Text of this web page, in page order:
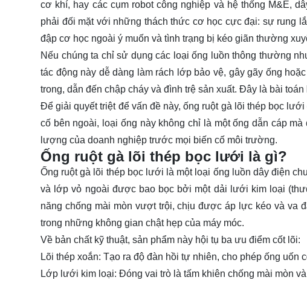
cơ khí, hay các cụm robot công nghiệp và hệ thống M&E,
phải đối mặt với những thách thức cơ học cực đại: sự rung
đập cơ học ngoài ý muốn và tình trạng bị kéo giãn thường
Nếu chúng ta chỉ sử dụng các loại ống luồn thông thường
tác động này dễ dàng làm rách lớp bảo vệ, gây gãy ống
trong, dẫn đến chập cháy và đình trệ sản xuất. Đây là bài
Để giải quyết triệt để vấn đề này,ống ruột gà lõi thép bọc lưới
cố bên ngoài, loại ống này không chỉ là một ống dẫn cáp
lượng của doanh nghiệp trước mọi biến cố môi trường.
Ống ruột gà lõi thép bọc lưới là gì?
Ống ruột gà lõi thép bọc lưới là một loại ống luồn dây điện
và lớp vỏ ngoài được bao bọc bởi một dải lưới kim loại
năng chống mài mòn vượt trội, chịu được áp lực kéo và va
trong những không gian chật hẹp của máy móc.
Về bản chất kỹ thuật, sản phẩm này hội tụ ba ưu điểm cốt lõi:
Lõi thép xoắn: Tạo ra độ đàn hồi tự nhiên, cho phép ống uốn
Lớp lưới kim loại: Đóng vai trò là tấm khiên chống mài mòn